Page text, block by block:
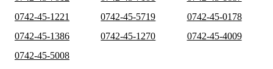
0742-45-1221
0742-45-5719
0742-45-0178
0742-45-1386
0742-45-1270
0742-45-4009
0742-45-5008